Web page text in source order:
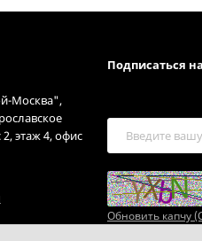
Москва",
этаж 4, офис
Подписаться
Обновить капчу